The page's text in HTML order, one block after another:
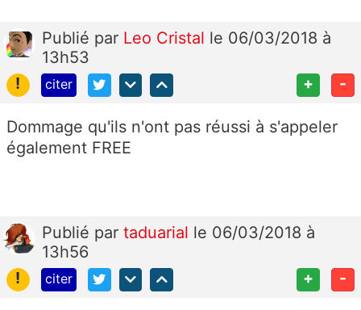
Publié par Leo Cristal le 06/03/2018 à
13h53
!
citer + -
Dommage qu'ils n'ont pas réussi à s'appeler
également FREE
Publié par taduarial le 06/03/2018 à
13h56
!
citer + -